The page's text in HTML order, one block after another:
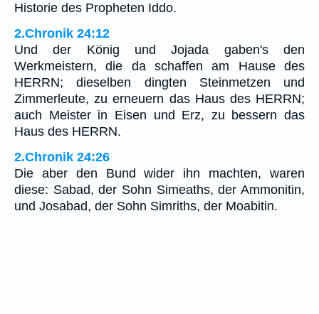
Historie des Propheten Iddo.
2.Chronik 24:12
Und der König und Jojada gaben's den
Werkmeistern, die da schaffen am Hause des
HERRN; dieselben dingten Steinmetzen und
Zimmerleute, zu erneuern das Haus des HERRN;
auch Meister in Eisen und Erz, zu bessern das
Haus des HERRN.
2.Chronik 24:26
Die aber den Bund wider ihn machten, waren
diese: Sabad, der Sohn Simeaths, der Ammonitin,
und Josabad, der Sohn Simriths, der Moabitin.